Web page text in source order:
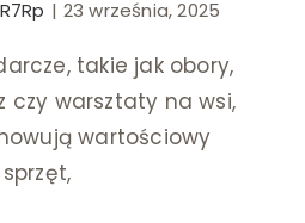
wnętrz
| 23 września, 2025
takie jak obory,
czy warsztaty na wsi,
wartościowy
sprzęt,